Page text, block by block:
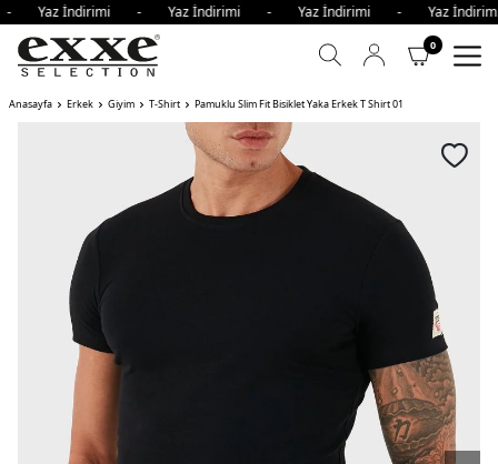
Yaz İndirimi - Yaz İndirimi - Yaz İndirimi - Yaz
0
Anasayfa Erkek Giyim T-Shirt Pamuklu Slim Fit Bisiklet Yaka Erkek T Shirt 01